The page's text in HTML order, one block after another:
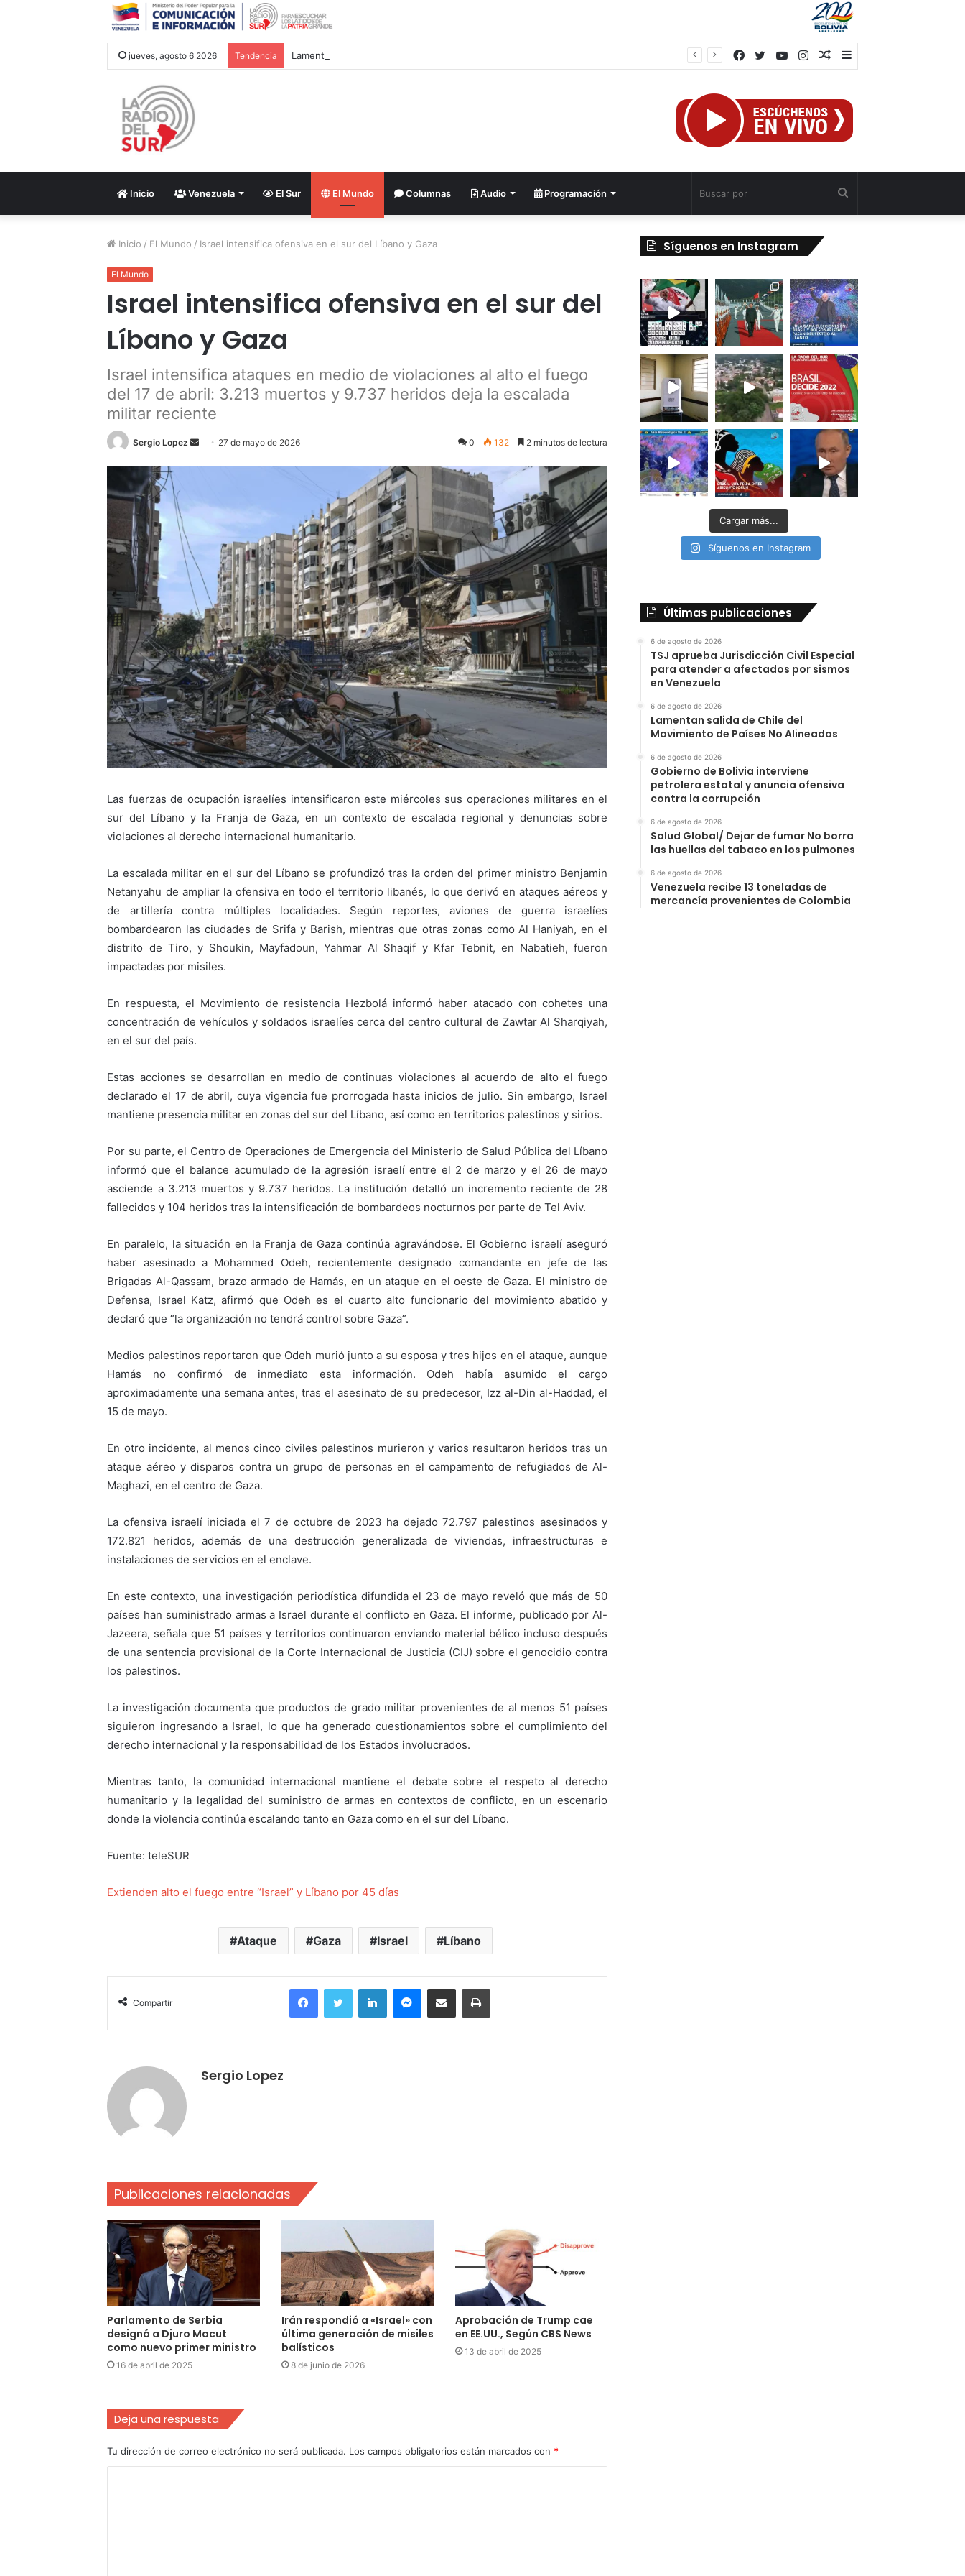
jueves, agosto 6 2026 Tendencia Lamentan salida de Chile del Movimiento de Países No Alineados
Barra
Publicación
azar
Instagram
YouTube
Twitter
Facebook
Inicio Venezuela El Sur El Mundo Columnas Audio Programación
Inicio / El Mundo / Israel intensifica ofensiva en el sur del Líbano y Gaza
El Mundo
Israel intensifica ofensiva en el sur del
Líbano y Gaza
Israel intensifica ataques en medio de violaciones al alto el fuego
del 17 de abril: 3.213 muertos y 9.737 heridos deja la escalada
militar reciente
Sergio Lopez
Send27 de mayo de 2026 0 132 2 minutos de lectura
Las fuerzas de ocupación israelíes intensificaron este miércoles sus operaciones militares en el
sur del Líbano y la Franja de Gaza, en un contexto de escalada regional y denuncias sobre
violaciones al derecho internacional humanitario.
La escalada militar en el sur del Líbano se profundizó tras la orden del primer ministro Benjamin
Netanyahu de ampliar la ofensiva en todo el territorio libanés, lo que derivó en ataques aéreos y
de artillería contra múltiples localidades. Según reportes, aviones de guerra israelíes
bombardearon las ciudades de Srifa y Barish, mientras que otras zonas como Al Haniyah, en el
distrito de Tiro, y Shoukin, Mayfadoun, Yahmar Al Shaqif y Kfar Tebnit, en Nabatieh, fueron
impactadas por misiles.
En respuesta, el Movimiento de resistencia Hezbolá informó haber atacado con cohetes una
concentración de vehículos y soldados israelíes cerca del centro cultural de Zawtar Al Sharqiyah,
en el sur del país.
Estas acciones se desarrollan en medio de continuas violaciones al acuerdo de alto el fuego
declarado el 17 de abril, cuya vigencia fue prorrogada hasta inicios de julio. Sin embargo, Israel
mantiene presencia militar en zonas del sur del Líbano, así como en territorios palestinos y sirios.
Por su parte, el Centro de Operaciones de Emergencia del Ministerio de Salud Pública del Líbano
informó que el balance acumulado de la agresión israelí entre el 2 de marzo y el 26 de mayo
asciende a 3.213 muertos y 9.737 heridos. La institución detalló un incremento reciente de 28
fallecidos y 104 heridos tras la intensificación de bombardeos nocturnos por parte de Tel Aviv.
En paralelo, la situación en la Franja de Gaza continúa agravándose. El Gobierno israelí aseguró
haber asesinado a Mohammed Odeh, recientemente designado comandante en jefe de las
Brigadas Al-Qassam, brazo armado de Hamás, en un ataque en el oeste de Gaza. El ministro de
Defensa, Israel Katz, afirmó que Odeh es el cuarto alto funcionario del movimiento abatido y
declaró que “la organización no tendrá control sobre Gaza”.
Medios palestinos reportaron que Odeh murió junto a su esposa y tres hijos en el ataque, aunque
Hamás no confirmó de inmediato esta información. Odeh había asumido el cargo
aproximadamente una semana antes, tras el asesinato de su predecesor, Izz al-Din al-Haddad, el
15 de mayo.
En otro incidente, al menos cinco civiles palestinos murieron y varios resultaron heridos tras un
ataque aéreo y disparos contra un grupo de personas en el campamento de refugiados de Al-
Maghazi, en el centro de Gaza.
La ofensiva israelí iniciada el 7 de octubre de 2023 ha dejado 72.797 palestinos asesinados y
172.821 heridos, además de una destrucción generalizada de viviendas, infraestructuras e
instalaciones de servicios en el enclave.
En este contexto, una investigación periodística difundida el 23 de mayo reveló que más de 50
países han suministrado armas a Israel durante el conflicto en Gaza. El informe, publicado por Al-
Jazeera, señala que 51 países y territorios continuaron enviando material bélico incluso después
de una sentencia provisional de la Corte Internacional de Justicia (CIJ) sobre el genocidio contra
los palestinos.
La investigación documenta que productos de grado militar provenientes de al menos 51 países
siguieron ingresando a Israel, lo que ha generado cuestionamientos sobre el cumplimiento del
derecho internacional y la responsabilidad de los Estados involucrados.
Mientras tanto, la comunidad internacional mantiene el debate sobre el respeto al derecho
humanitario y la legalidad del suministro de armas en contextos de conflicto, en un escenario
donde la violencia continúa escalando tanto en Gaza como en el sur del Líbano.
Fuente: teleSUR
Extienden alto el fuego entre “Israel” y Líbano por 45 días
Ataque Gaza Israel Líbano
Compartir
FacebookTwitter LinkedInMessengerCompartir por correo electrónicoImprimir
Sergio Lopez
Publicaciones relacionadas
Parlamento de Serbia
designó a Djuro Macut
como nuevo primer ministro
16 de abril de 2025
Irán respondió a «Israel» con
última generación de misiles
balísticos
8 de junio de 2026
Aprobación de Trump cae
en EE.UU., Según CBS News
13 de abril de 2025
Deja una respuesta
Tu dirección de correo electrónico no será publicada. Los campos obligatorios están marcados con *
Síguenos en Instagram
Cargar más...
Síguenos en Instagram
Últimas publicaciones
6 de agosto de 2026
TSJ aprueba Jurisdicción Civil Especial
para atender a afectados por sismos
en Venezuela
6 de agosto de 2026
Lamentan salida de Chile del
Movimiento de Países No Alineados
6 de agosto de 2026
Gobierno de Bolivia interviene
petrolera estatal y anuncia ofensiva
contra la corrupción
6 de agosto de 2026
Salud Global/ Dejar de fumar No borra
las huellas del tabaco en los pulmones
6 de agosto de 2026
Venezuela recibe 13 toneladas de
mercancía provenientes de Colombia